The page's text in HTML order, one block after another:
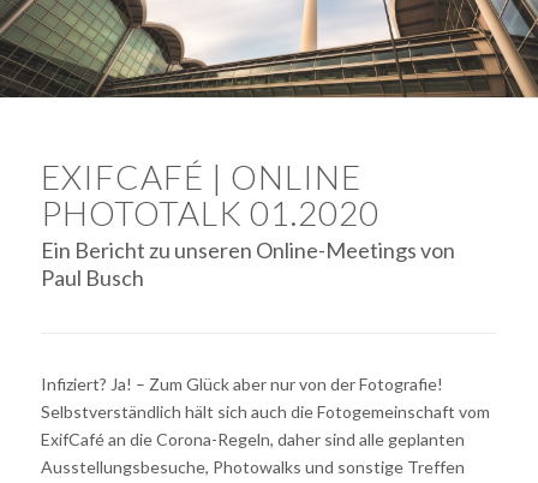
EXIFCAFÉ | ONLINE
PHOTOTALK 01.2020
Ein Bericht zu unseren Online-Meetings von
Paul Busch
Infiziert? Ja! – Zum Glück aber nur von der Fotografie!
Selbstverständlich hält sich auch die Fotogemeinschaft vom
ExifCafé an die Corona-Regeln, daher sind alle geplanten
Ausstellungsbesuche, Photowalks und sonstige Treffen